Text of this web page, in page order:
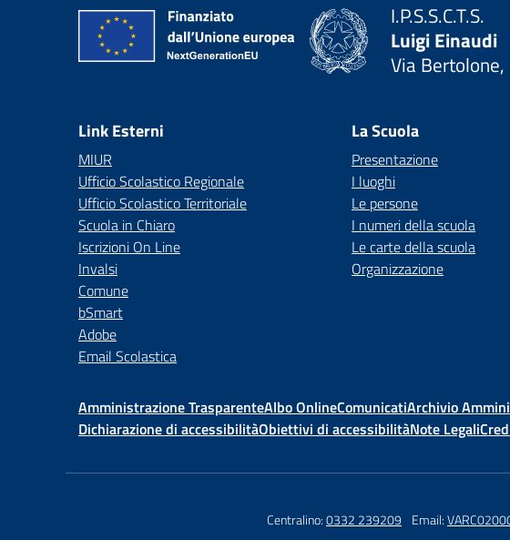
I.P.S.S.C.T.S.
Luigi Einaudi
Via Bertolone,
Link Esterni
MIUR
Ufficio Scolastico Regionale
Ufficio Scolastico Territoriale
Scuola in Chiaro
Iscrizioni On Line
Invalsi
Comune
bSmart
Adobe
Email Scolastica
La Scuola
Presentazione
I luoghi
Le persone
I numeri della scuola
Le carte della scuola
Organizzazione
Amministrazione TrasparenteAlbo OnlineComunicatiArchivio
Dichiarazione di accessibilitàObiettivi di accessibilitàNote Legali
Centralino:0332 239209 Email: